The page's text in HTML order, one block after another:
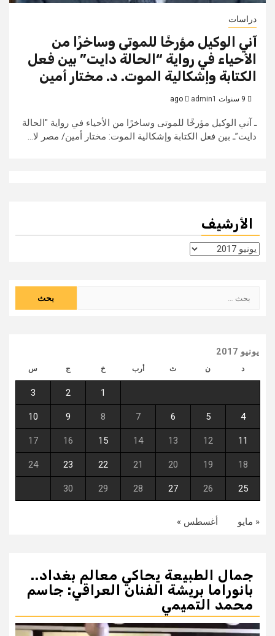
دراسات
آني الوكيل مؤرخًا للموتى وساخرًا من
الأحياء في رواية “الحالة دايت” بين فعل
الكتابة وإشكالية الموت. د. مختار أمين
admin1
ـ آني الوكيل مؤرخًا للموتى وساخرًا من الأحياء في رواية "الحالة
دايت”ـ بين فعل الكتابة وإشكالية الموت: مختار أمين/ مصر لا...
الأرشيف
الأرشيف
عن:
يونيو 2017
د ن ث أرب خ ج س
1
2
3
4
5
6
7
8
9
10
11
12
13
14
15
16
17
18
19
20
21
22
23
24
25
26
27
28
29
30
« مايو أغسطس »
جمال الطبيعة يحاكي معالم بغداد..
بانوراما بريشة الفنان العراقي: جاسم
محمد التميمي
مشغل